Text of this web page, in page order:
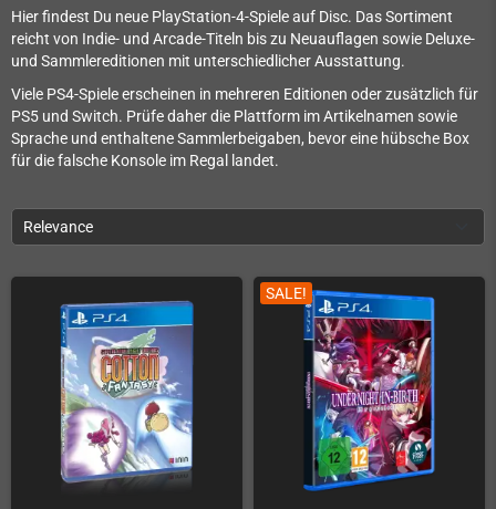
Hier findest Du neue PlayStation-4-Spiele auf Disc. Das Sortiment
reicht von Indie- und Arcade-Titeln bis zu Neuauflagen sowie Deluxe-
und Sammlereditionen mit unterschiedlicher Ausstattung.
Viele PS4-Spiele erscheinen in mehreren Editionen oder zusätzlich für
PS5 und Switch. Prüfe daher die Plattform im Artikelnamen sowie
Sprache und enthaltene Sammlerbeigaben, bevor eine hübsche Box
für die falsche Konsole im Regal landet.
Relevance
SALE!